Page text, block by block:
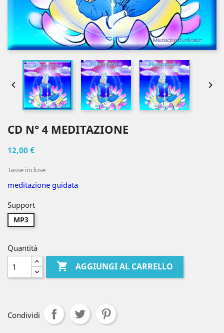
 
CD N° 4 MEDITAZIONE
12,00 €
Tasse incluse
meditazione guidata
Support
MP3
Quantità
 AGGIUNGI AL CARRELLO
Condividi